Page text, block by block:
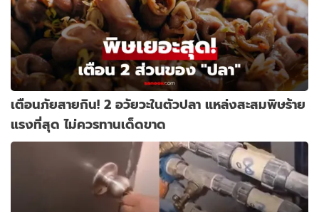
เตือนภัยสายกิน! 2 อวัยวะในตัวปลา แหล่งสะสมพิษร้าย
แรงที่สุด ไม่ควรทานเด็ดขาด